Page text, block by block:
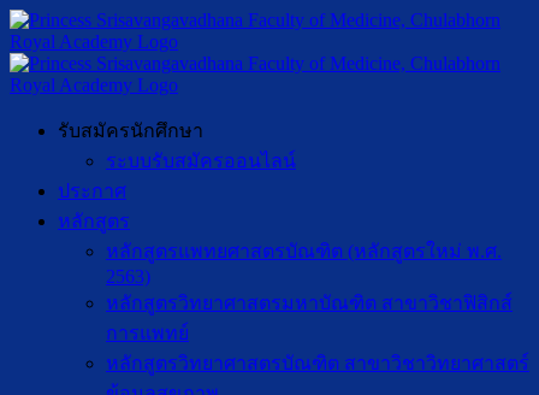
รับสมัครนักศึกษา
ระบบรับสมัครออนไลน์
ประกาศ
หลักสูตร
หลักสูตรแพทยศาสตรบัณฑิต (หลักสูตรใหม่ พ.ศ.
2563)
หลักสูตรวิทยาศาสตรมหาบัณฑิต สาขาวิชาฟิสิกส์
การแพทย์
หลักสูตรวิทยาศาสตรบัณฑิต สาขาวิชาวิทยาศาสตร์